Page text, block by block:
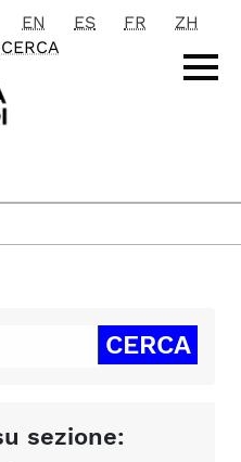
principale
EN ES FR
ZH
CERCA
sezione: